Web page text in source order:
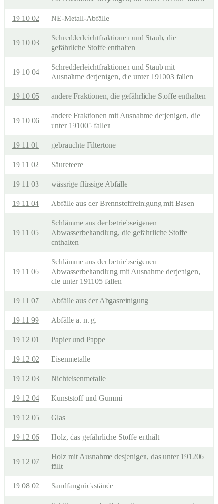
19 10 02 NE-Metall-Abfälle
19 10 03
Schredderleichtfraktionen und Staub, die
gefährliche Stoffe enthalten
19 10 04
Schredderleichtfraktionen und Staub mit
Ausnahme derjenigen, die unter 191003 fallen
19 10 05 andere Fraktionen, die gefährliche Stoffe enthalten
19 10 06
andere Fraktionen mit Ausnahme derjenigen, die
unter 191005 fallen
19 11 01 gebrauchte Filtertone
19 11 02 Säureteere
19 11 03 wässrige flüssige Abfälle
19 11 04 Abfälle aus der Brennstoffreinigung mit Basen
19 11 05
Schlämme aus der betriebseigenen
Abwasserbehandlung, die gefährliche Stoffe
enthalten
19 11 06
Schlämme aus der betriebseigenen
Abwasserbehandlung mit Ausnahme derjenigen,
die unter 191105 fallen
19 11 07 Abfälle aus der Abgasreinigung
19 11 99 Abfälle a. n. g.
19 12 01 Papier und Pappe
19 12 02 Eisenmetalle
19 12 03 Nichteisenmetalle
19 12 04 Kunststoff und Gummi
19 12 05 Glas
19 12 06 Holz, das gefährliche Stoffe enthält
19 12 07
Holz mit Ausnahme desjenigen, das unter 191206
fällt
19 08 02 Sandfangrückstände